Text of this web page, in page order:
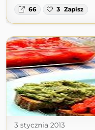
66 3 Zapisz
3 stycznia 2013